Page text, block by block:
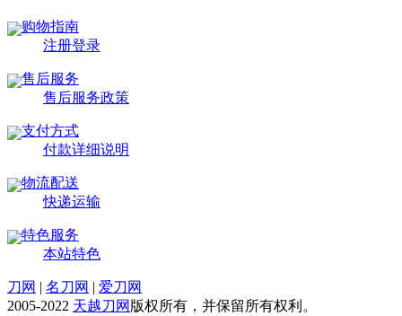
购物指南
注册登录
售后服务
售后服务政策
支付方式
付款详细说明
物流配送
快递运输
特色服务
本站特色
刀网 | 名刀网 | 爱刀网
2005-2022 天越刀网 版权所有，并保留所有权利。